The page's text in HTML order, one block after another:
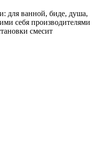
для ванной, биде, душа,
себя производителями
смесит